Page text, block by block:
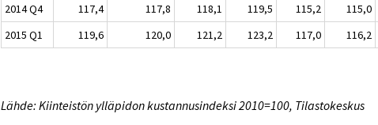
2014 Q4
117,4 117,8 118,1 119,5 115,2 115,0
2015 Q1
119,6 120,0 121,2 123,2 117,0 116,2
Lähde: Kiinteistön ylläpidon kustannusindeksi 2010=100, Tilastokeskus